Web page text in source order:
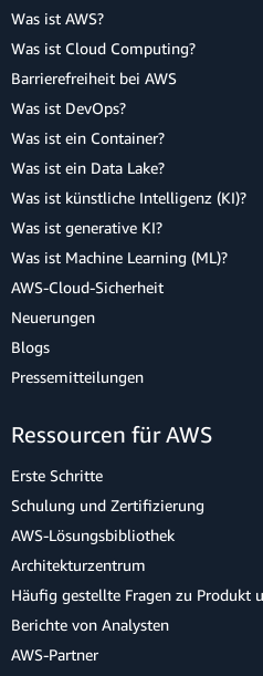
Was ist AWS?
Was ist Cloud Computing?
Barrierefreiheit bei AWS
Was ist DevOps?
Was ist ein Container?
Was ist ein Data Lake?
Was ist künstliche Intelligenz (KI)?
Was ist generative KI?
Was ist Machine Learning (ML)?
AWS-Cloud-Sicherheit
Neuerungen
Blogs
Pressemitteilungen
Ressourcen für AWS
Erste Schritte
Schulung und Zertifizierung
AWS-Lösungsbibliothek
Architekturzentrum
Häufig gestellte Fragen zu Produkt
Berichte von Analysten
AWS-Partner